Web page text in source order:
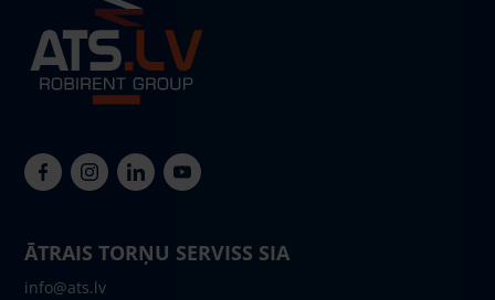
ĀTRAIS TORŅU SERVISS SIA
info@ats.lv